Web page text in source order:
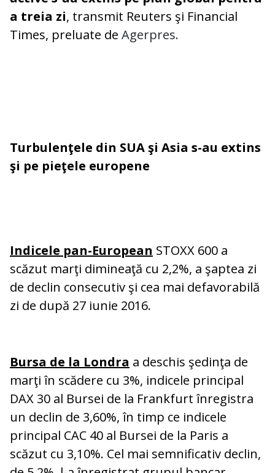
a treia zi, transmit Reuters şi Financial
Times, preluate de Agerpres.
Turbulenţele din SUA şi Asia s-au extins
şi pe pieţele europene
Indicele pan-European STOXX 600 a
scăzut marţi dimineaţă cu 2,2%, a şaptea zi
de declin consecutiv şi cea mai defavorabilă
zi de după 27 iunie 2016.
Bursa de la Londra a deschis şedinţa de
marţi în scădere cu 3%, indicele principal
DAX 30 al Bursei de la Frankfurt înregistra
un declin de 3,60%, în timp ce indicele
principal CAC 40 al Bursei de la Paris a
scăzut cu 3,10%. Cel mai semnificativ declin,